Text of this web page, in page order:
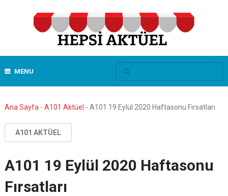
MENU
Ana Sayfa - A101 Aktüel - A101 19 Eylül 2020 Haftasonu Fırsatları
A101 AKTÜEL
A101 19 Eylül 2020 Haftasonu
Fırsatları